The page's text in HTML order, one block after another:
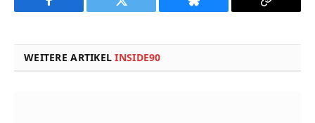
Facebook Twitter Bluesky
Copy
WEITERE ARTIKELINSIDE90